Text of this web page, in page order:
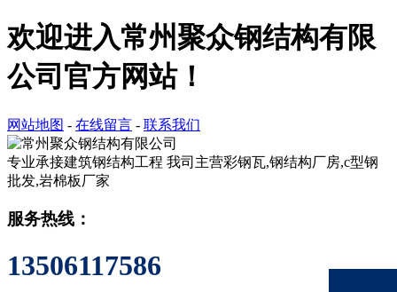
欢迎进入常州聚众钢结构有限
公司官方网站！
网站地图 - 在线留言 - 联系我们
专业承接建筑钢结构工程 我司主营彩钢瓦,钢结构厂房,c型钢
批发,岩棉板厂家
服务热线：
13506117586